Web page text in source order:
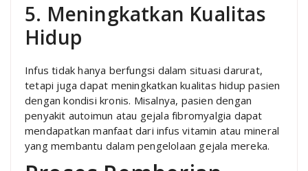
5. Meningkatkan Kualitas
Hidup
Infus tidak hanya berfungsi dalam situasi darurat,
tetapi juga dapat meningkatkan kualitas hidup pasien
dengan kondisi kronis. Misalnya, pasien dengan
penyakit autoimun atau gejala fibromyalgia dapat
mendapatkan manfaat dari infus vitamin atau mineral
yang membantu dalam pengelolaan gejala mereka.